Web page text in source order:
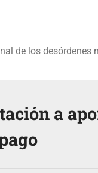
de los desórdenes
a